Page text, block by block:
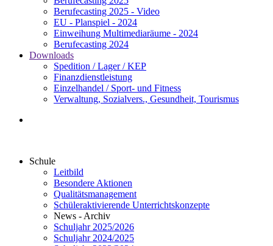
Berufecasting 2025 - Video
EU - Planspiel - 2024
Einweihung Multimediaräume - 2024
Berufecasting 2024
Downloads
Spedition / Lager / KEP
Finanzdienstleistung
Einzelhandel / Sport- und Fitness
Verwaltung, Sozialvers., Gesundheit, Tourismus
Schule
Leitbild
Besondere Aktionen
Qualitätsmanagement
Schüleraktivierende Unterrichtskonzepte
News - Archiv
Schuljahr 2025/2026
Schuljahr 2024/2025